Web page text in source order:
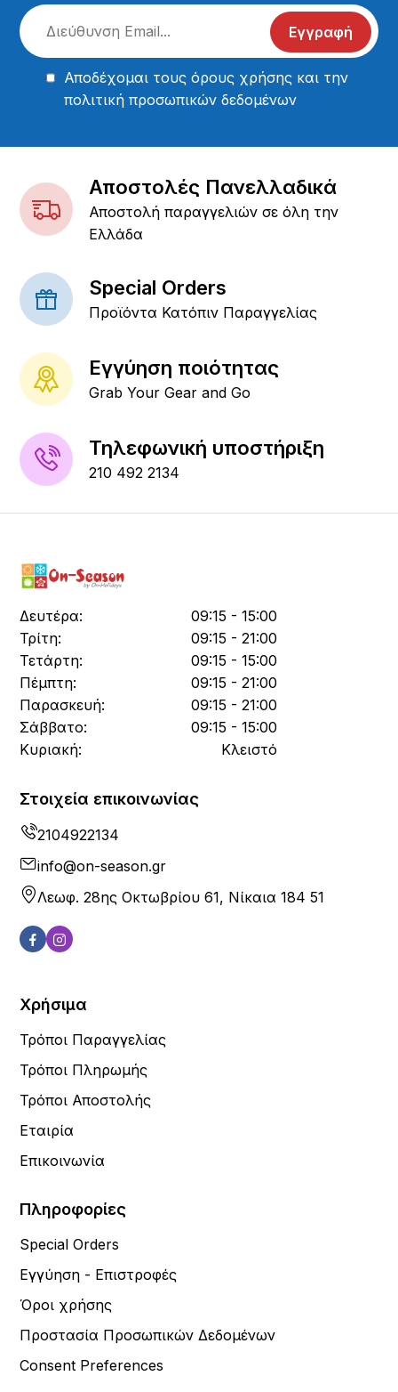
Εγγραφή
Αποδέχομαι τουςόρους χρήσης και την
πολιτική προσωπικών δεδομένων
Αποστολές Πανελλαδικά
Αποστολή παραγγελιών σε όλη την
Ελλάδα
Special Orders
Προϊόντα Κατόπιν Παραγγελίας
Εγγύηση ποιότητας
Grab Your Gear and Go
Τηλεφωνική υποστήριξη
210 492 2134
Δευτέρα:
09:15 - 15:00
Τρίτη:
09:15 - 21:00
Τετάρτη:
09:15 - 15:00
Πέμπτη:
09:15 - 21:00
Παρασκευή:
09:15 - 21:00
Σάββατο:
09:15 - 15:00
Κυριακή:
Κλειστό
Στοιχεία επικοινωνίας
2104922134
info@on-season.gr
Λεωφ. 28ης Οκτωβρίου 61, Νίκαια 184 51
Χρήσιμα
Τρόποι Παραγγελίας
Τρόποι Πληρωμής
Τρόποι Αποστολής
Εταιρία
Επικοινωνία
Πληροφορίες
Special Orders
Εγγύηση - Επιστροφές
Όροι χρήσης
Προστασία Προσωπικών Δεδομένων
Consent Preferences